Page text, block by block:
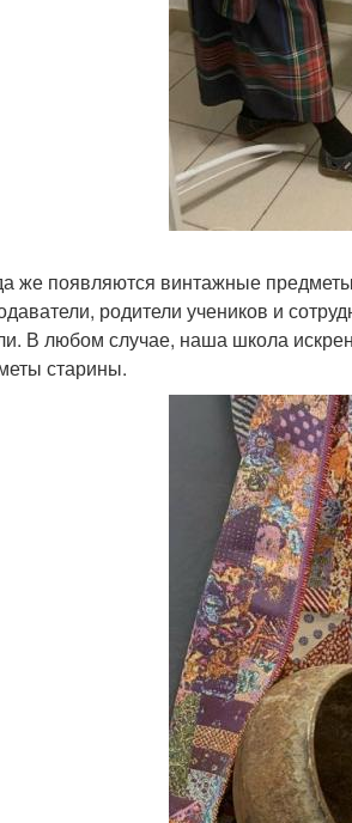
же появляются винтажные
родители учеников и
В любом случае, наша школа
старины.